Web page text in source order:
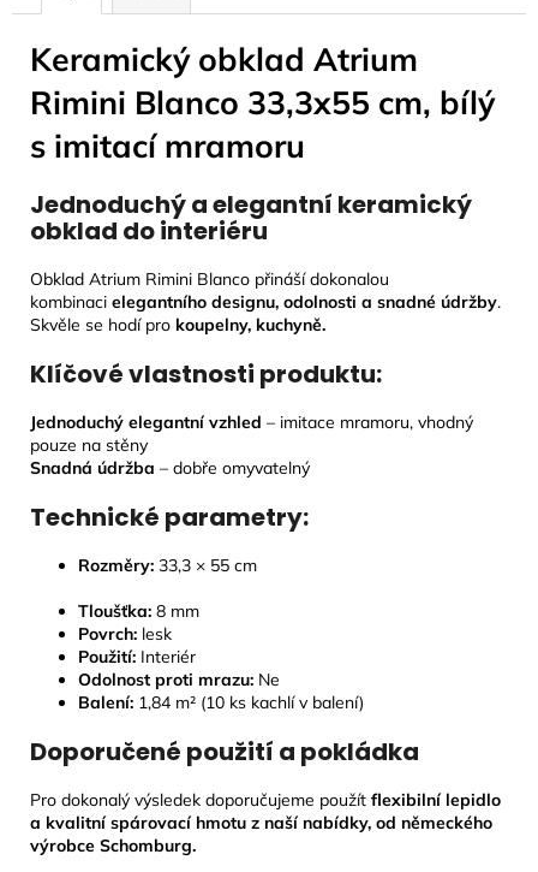
Keramický obklad Atrium
Rimini Blanco 33,3x55 cm, bílý
s imitací mramoru
Jednoduchý a elegantní keramický
obklad do interiéru
Obklad Atrium Rimini Blanco přináší dokonalou
kombinaci elegantního designu, odolnosti a snadné údržby.
Skvěle se hodí pro koupelny, kuchyně.
Klíčové vlastnosti produktu:
Jednoduchý elegantní vzhled – imitace mramoru, vhodný
pouze na stěny
Snadná údržba – dobře omyvatelný
Technické parametry:
Rozměry: 33,3 × 55 cm
Tloušťka: 8 mm
Povrch: lesk
Použití: Interiér
Odolnost proti mrazu: Ne
Balení: 1,84 m² (10 ks kachlí v balení)
Doporučené použití a pokládka
Pro dokonalý výsledek doporučujeme použít flexibilní lepidlo
a kvalitní spárovací hmotu z naší nabídky, od německého
výrobce Schomburg.